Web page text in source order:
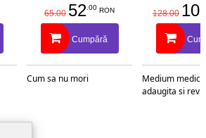
65.00 52 .00 RON
Cumpără
Cum sa nu mori
128.00
Medium
adaugita si